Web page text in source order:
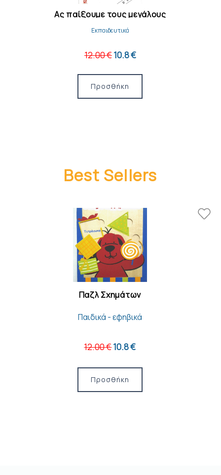
Κι έτσι σώθηκε το δάσος
Εκπαιδευτικά
12.00 € 10.8 €
Προσθήκη
Best Sellers
Παζλ Σχημάτων
Παιδικά - εφηβικά
12.00 €10.8 €
Προσθήκη